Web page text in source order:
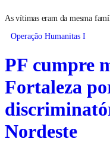
As vítimas eram da mesma
Operação Humanitas I
PF cumpre
Fortaleza
Nordeste